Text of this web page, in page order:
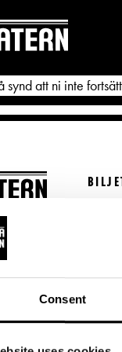
Consent
DITT
Textning
synd att ni inte
ti-fr